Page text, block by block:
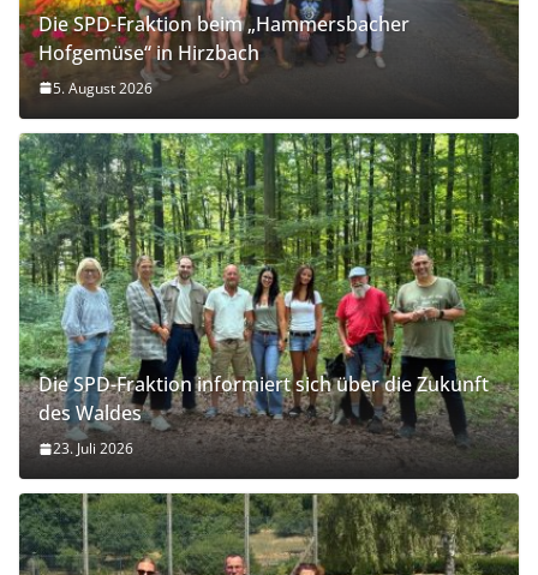
Die SPD-Fraktion beim „Hammersbacher
Hofgemüse“ in Hirzbach
5. August 2026
Die SPD-Fraktion informiert sich über die Zukunft
des Waldes
23. Juli 2026